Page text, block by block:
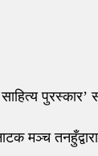
साहित्य
मञ्च